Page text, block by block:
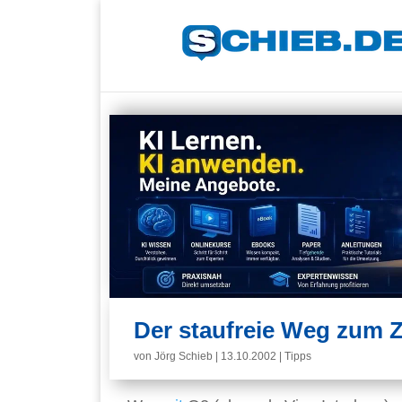
Der staufreie Weg zum
von Jörg Schieb 13.10.2002 Tipps